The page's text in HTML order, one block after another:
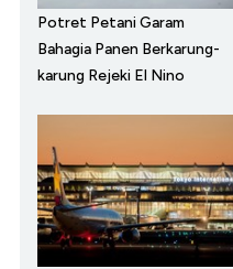
Potret Petani Garam
Bahagia Panen Berkarung-
karung Rejeki El Nino